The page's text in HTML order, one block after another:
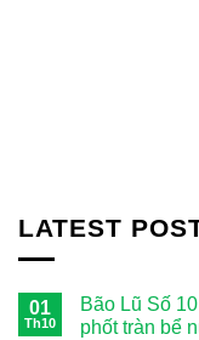
LATEST
01
Th10
Bão Lũ Số
phốt tràn bể